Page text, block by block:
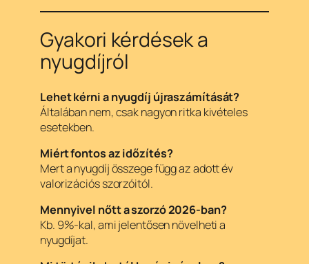
Gyakori kérdések a
nyugdíjról
Lehet kérni a nyugdíj újraszámítását?
Általában nem, csak nagyon ritka kivételes
esetekben.
Miért fontos az időzítés?
Mert a nyugdíj összege függ az adott év
valorizációs szorzóitól.
Mennyivel nőtt a szorzó 2026-ban?
Kb. 9%-kal, ami jelentősen növelheti a
nyugdíjat.